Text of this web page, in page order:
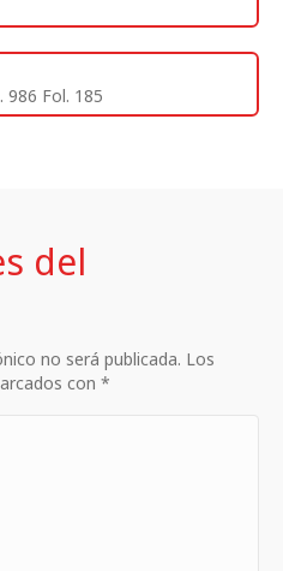
986 Fol. 185
del
no será publicada. Los
con *